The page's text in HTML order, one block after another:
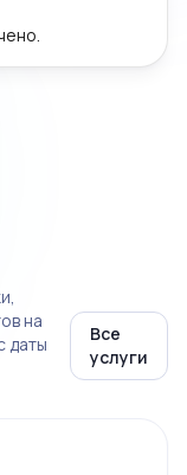
на
даты
Все
услуги